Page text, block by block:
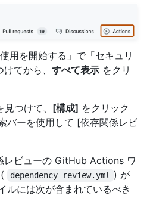
用を開始する」で「セキュリ
てから、 すべて表示 をクリ
つけて、 [構成] をクリック
バーを使用して [依存関係レビ
レビューの GitHub Actions ワ
dependency-review.yml
) が
ルには次が含まれているべき